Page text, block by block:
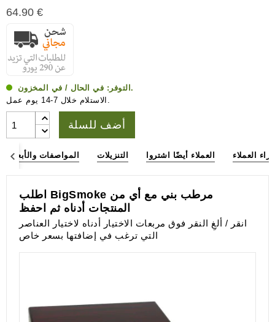
64.90 €
التوفر: في الحال / في المخزون.
الاستلام خلال 7-14 يوم عمل.
أضف للسلة
المواصفات والأبعاد التنزيلات العملاء أيضًا اشتروا آراء العملاء
اطلب BigSmoke مرطب بني مع أي من
المنتجات أدناه ثم احفظ
انقر / ألغِ النقر فوق مربعات الاختيار أدناه لاختيار العناصر
التي ترغب في إضافتها بسعر خاص